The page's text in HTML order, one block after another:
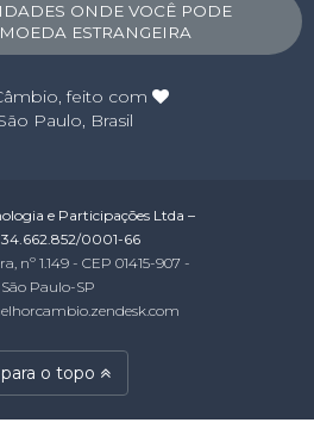
ONDE VOCÊ PODE
ESTRANGEIRA
, feito com
Paulo, Brasil
e Participações Ltda –
34.662.852/0001-66
nº 1.149 - CEP 01415-907 -
São Paulo-SP
o topo